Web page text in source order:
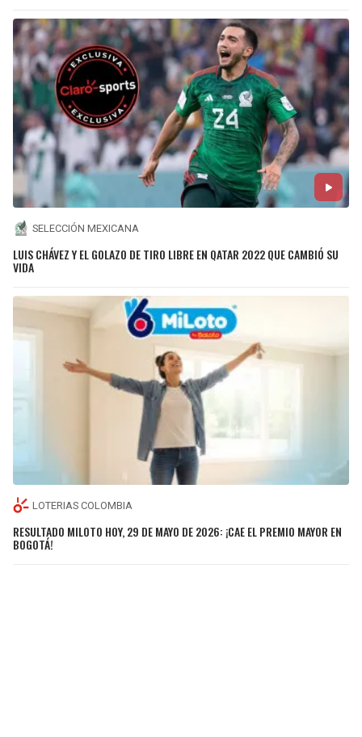
SELECCIÓN MEXICANA
LUIS CHÁVEZ Y EL GOLAZO DE TIRO LIBRE EN QATAR 2022 QUE CAMBIÓ SU
VIDA
LOTERIAS COLOMBIA
RESULTADO MILOTO HOY, 29 DE MAYO DE 2026: ¡CAE EL PREMIO MAYOR EN
BOGOTÁ!